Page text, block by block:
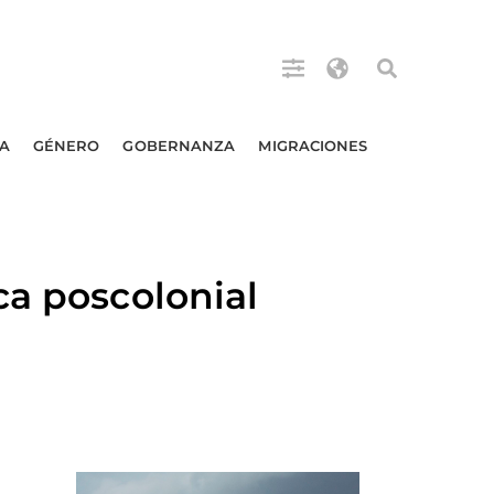
GÉNERO GOBERNANZA MIGRACIONES
poscolonial